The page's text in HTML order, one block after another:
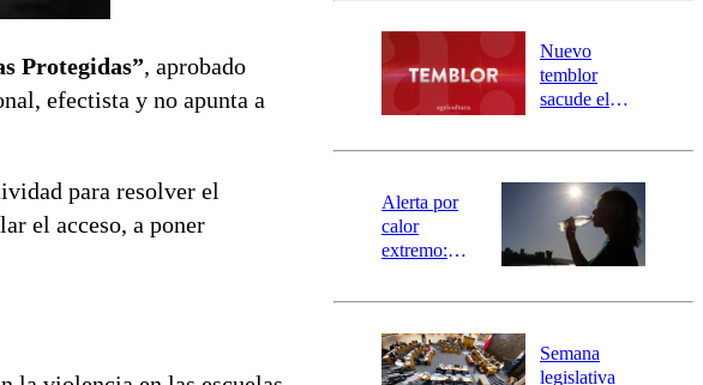
Protegidas”, aprobado
efectista y no apunta a
para resolver el
el acceso, a poner
río Damas:
activa
mensajería
SAE
Nuevo
temblor
sacude el
revisa la
epicentro
Alerta por
calor
extremo:
activa Alerta
Preventiva en
tres comunas
Semana
legislativa